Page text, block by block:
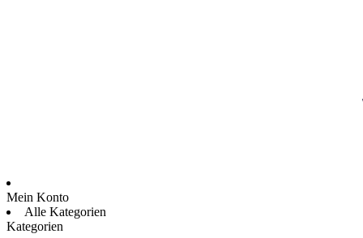
Mein Konto
Alle Kategorien
Kategorien